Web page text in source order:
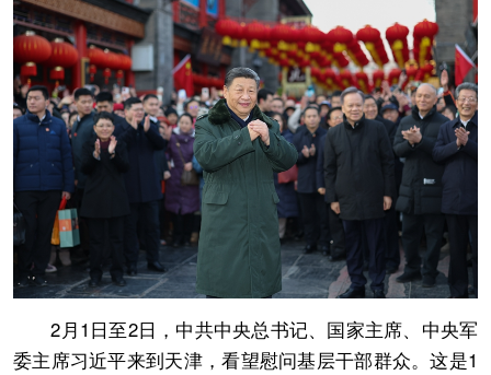
2月1日至2日，中共中央总书记、国家主席、中央军
委主席习近平来到天津，看望慰问基层干部群众。这是1